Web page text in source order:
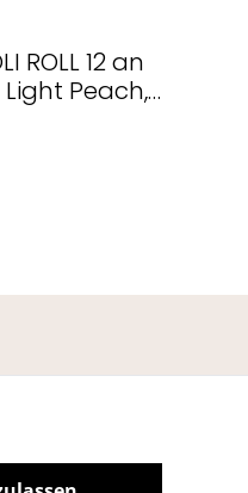
ROLL 12 an
Peach,